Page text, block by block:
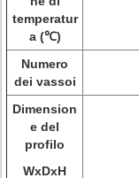
temperatur
a (℃)
Numero
dei vassoi
Dimension
e del
profilo
WxDxH